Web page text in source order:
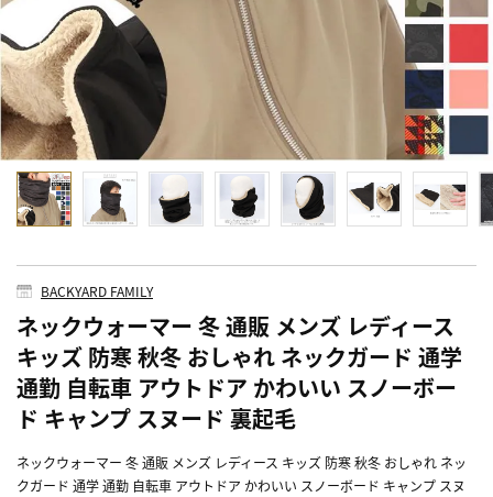
BACKYARD FAMILY
ネックウォーマー 冬 通販 メンズ レディース
キッズ 防寒 秋冬 おしゃれ ネックガード 通学
通勤 自転車 アウトドア かわいい スノーボー
ド キャンプ スヌード 裏起毛
ネックウォーマー 冬 通販 メンズ レディース キッズ 防寒 秋冬 おしゃれ ネッ
クガード 通学 通勤 自転車 アウトドア かわいい スノーボード キャンプ スヌ